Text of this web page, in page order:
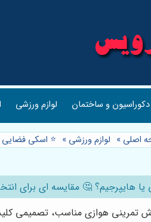
دکوراسیون و ساختمان لوازم ورزشی
اصلی » لوازم ورزشی » ⭐️ اسکی فضایی
هایپرجیم؟ 🤔 مقایسه ای برای
تمرینی هوازی مناسب، تصمیمی